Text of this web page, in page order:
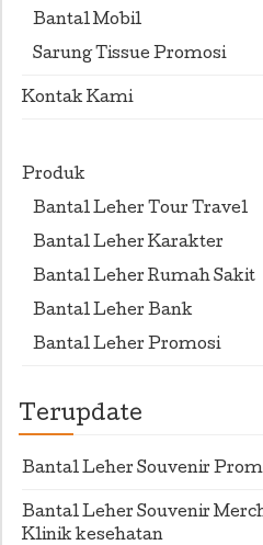
Bantal Mobil
Sarung Tissue Promosi
Kontak Kami
Produk
Bantal Leher Tour Travel
Bantal Leher Karakter
Bantal Leher Rumah Sakit
Bantal Leher Bank
Bantal Leher Promosi
Terupdate
Bantal Leher Souvenir
Bantal Leher Souvenir
Klinik kesehatan